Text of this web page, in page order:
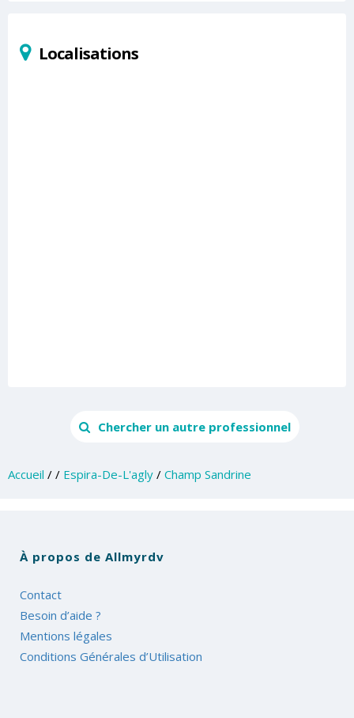
Localisations
Chercher un autre professionnel
Accueil / / Espira-De-L'agly / Champ Sandrine
À propos de Allmyrdv
Contact
Besoin d’aide ?
Mentions légales
Conditions Générales d’Utilisation